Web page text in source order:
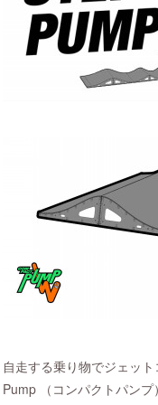
自走する乗り物でジェッ
Pump （コンパクトパンプ